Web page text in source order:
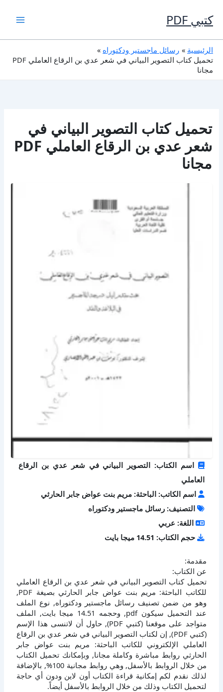
إلى
المحتوى
كتبي PDF
الرئيسية
رسائل ماجستير ودكتوراه
تحميل كتاب التصوير البياني في شعر عدي بن الرقاع العاملي PDF
مجانا
تحميل كتاب التصوير البياني في
شعر عدي بن الرقاع العاملي PDF
مجانا
اسم الكتاب: التصوير البياني في شعر عدي بن الرقاع
العاملي
اسم الكاتب: الباحثة: مريم بنت عواض جابر الحارثي
التصنيف: رسائل ماجستير ودكتوراه
اللغة: عربي
حجم الكتاب: 14.51 ميجا بايت
مقدمة:
عن الكتاب:
تحميل كتاب التصوير البياني في شعر عدي بن الرقاع العاملي
للكاتب الباحثة: مريم بنت عواض جابر الحارثي بصيغة PDF,
وهو من ضمن تصنيف رسائل ماجستير ودكتوراه, نوع الملف
عند التحميل سيكون pdf, وحجمه 14.51 ميجا بايت, الملف
متواجد على موقعنا (كتبي PDF), حاول أن لاتنسى هذا الإسم
(كتبي PDF), إن لكتاب التصوير البياني في شعر عدي بن الرقاع
العاملي الإلكتروني للكاتب الباحثة: مريم بنت عواض جابر
الحارثي روابط مباشرة وكاملة مجانا, وبإمكانك تحميل الكتاب
من خلال الروابط بالأسفل, وهي روابط مجانية 100%, بالإضافة
لذلك نقدم لكم إمكانية قراءة الكتاب أون لاين ودون أي حاجة
لتحميل الكتاب وذلك من خلال الروابط بالأسفل أيضاً.